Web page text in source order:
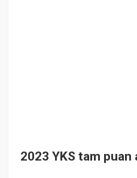
2023 YKS tam puan